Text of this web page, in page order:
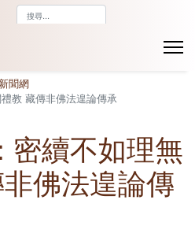
聞網
教 藏傳非佛法遑論傳承
密續不如理無
佛法遑論傳